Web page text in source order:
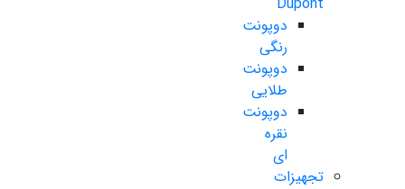
دوپونت
رنگی
دوپونت
طلایی
دوپونت
نقره
ای
تجهیزات